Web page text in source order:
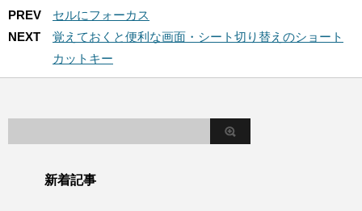
PREV
セルにフォーカス
NEXT
覚えておくと便利な画面・シート切り替えのショート
カットキー
新着記事